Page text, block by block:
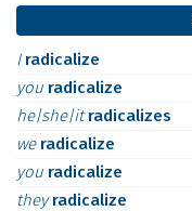
I radicalize
you radicalize
he|she|itradicalizes
we radicalize
you radicalize
theyradicalize